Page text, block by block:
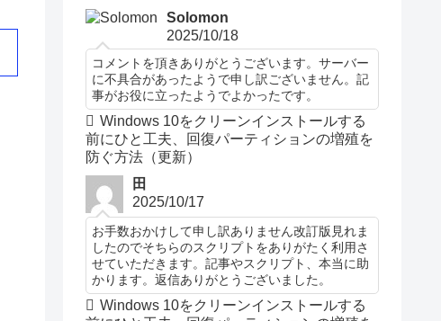
Solomon
2025/10/18
コメントを頂きありがとうございます。サーバー
に不具合があったようで申し訳ございません。記
事がお役に立ったようでよかったです。
Windows 10をクリーンインストールする
前にひと工夫、回復パーティションの増殖を
防ぐ方法（更新）
田
2025/10/17
お手数おかけして申し訳ありません改訂版見れま
したのでそちらのスクリプトをありがたく利用さ
せていただきます。記事やスクリプト、本当に助
かります。返信ありがとうございました。
Windows 10をクリーンインストールする